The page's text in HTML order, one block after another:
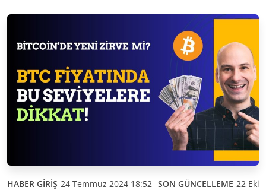
HABER GİRİŞ 24 Temmuz 2024 18:52 SON GÜNCELLEME 22